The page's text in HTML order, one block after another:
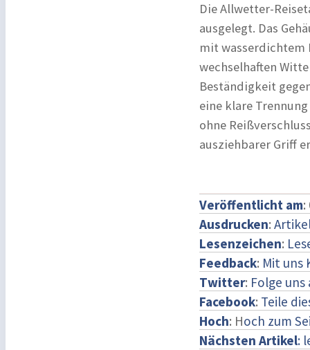
Die Allwetter-
ausgelegt. Das
mit wasserdichtem
wechselhaften
Beständigkeit
eine klare
ohne
ausziehbarer Griff
Veröffentlicht am:
Ausdrucken:
Lesenzeichen:
Feedback: Mit uns
Twitter: Folge
Facebook: Teile
Hoch: Hoch zum
Nächsten Artikel: